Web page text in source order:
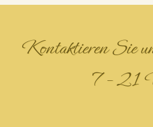
Kontaktieren Sie
7 – 21